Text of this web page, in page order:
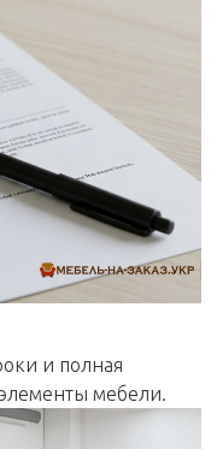
и полная
мебели.